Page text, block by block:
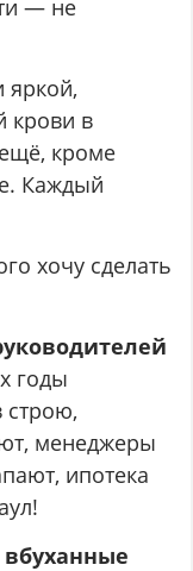
— не
яркой,
крови в
кроме
Каждый
хочу сделать
годы
строю,
менеджеры
ипотека